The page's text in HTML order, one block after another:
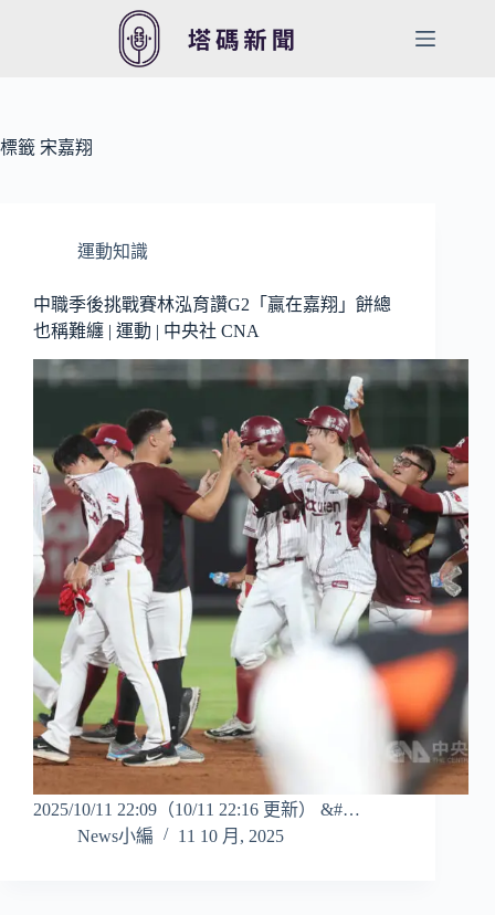
容
標籤 宋嘉翔
運動知識
中職季後挑戰賽林泓育讚G2「贏在嘉翔」餅總
也稱難纏 | 運動 | 中央社 CNA
2025/10/11 22:09（10/11 22:16 更新） &#…
News小編
11 10 月, 2025